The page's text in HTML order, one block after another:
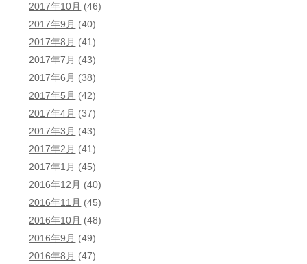
2017年10月 (46)
2017年9月 (40)
2017年8月 (41)
2017年7月 (43)
2017年6月 (38)
2017年5月 (42)
2017年4月 (37)
2017年3月 (43)
2017年2月 (41)
2017年1月 (45)
2016年12月 (40)
2016年11月 (45)
2016年10月 (48)
2016年9月 (49)
2016年8月 (47)